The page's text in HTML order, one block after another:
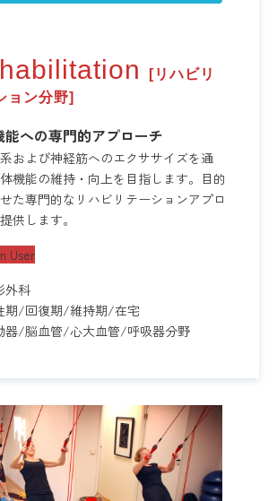
bilitation
[リハビリ
ョン分野]
能への専門的アプローチ
および神経筋へのエクササイズを通
機能の維持・向上を目指します。目的
た専門的なリハビリテーションアプロ
供します。
User
外科
期/回復期/維持期/在宅
器/脳血管/心大血管/呼吸器分野